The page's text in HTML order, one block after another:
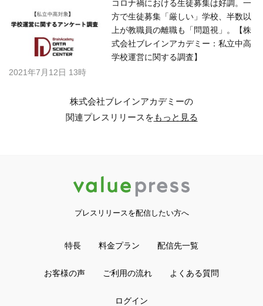
コロナ禍における生徒募集は好調。一
方で生徒募集「厳しい」学校、半数以
上が教職員の離職も「問題視」。【株
式会社ブレインアカデミー：私立中高
学校運営に関する調査】
2021年7月12日 13時
株式会社ブレインアカデミーの
関連プレスリリースをもっと見る
プレスリリースを配信したい方へ
特長 料金プラン 配信先一覧
お客様の声 ご利用の流れ よくある質問
ログイン